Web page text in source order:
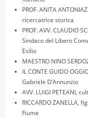
PROF. ANITA
ricercatrice storica
PROF. AVV. CLAUDIO
Sindaco del Libero
MAESTRO NINO
IL CONTE GUIDO
Gabriele D’Annunzio
AVV. LUIGI PETEANI,
RICCARDO ZANELLA,
Fiume